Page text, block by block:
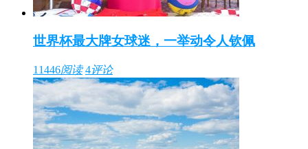
世界杯最大牌女球迷，一举动令人钦佩
11446阅读 4评论